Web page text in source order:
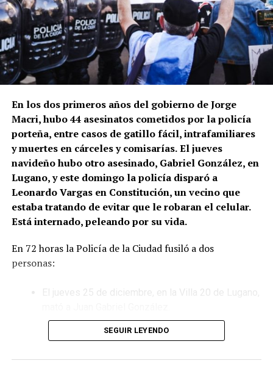
En los dos primeros años del gobierno de Jorge
Macri, hubo 44 asesinatos cometidos por la policía
porteña, entre casos de gatillo fácil, intrafamiliares
y muertes en cárceles y comisarías.El jueves
navideño hubo otro asesinado, Gabriel González, en
Lugano, y este domingo la policía disparó a
Leonardo Vargas en Constitución, un vecino que
estaba tratando de evitar que le robaran el celular.
Está internado, peleando por su vida.
En 72 horas la Policía de la Ciudad fusiló a dos
personas:
El jueves 25 de diciembre, en la Villa 20 de Lugano,
Este domingo 28 de diciembre, en el barrio porteño
ahora lucha por su vida en el hospital Ramos Mejía.
SEGUIR LEYENDO